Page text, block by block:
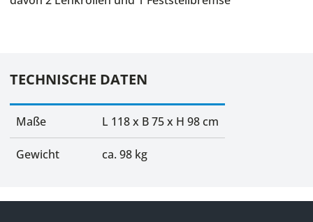
TECHNISCHE DATEN
Maße L 118 x B 75 x H 98 cm
Gewicht ca. 98 kg